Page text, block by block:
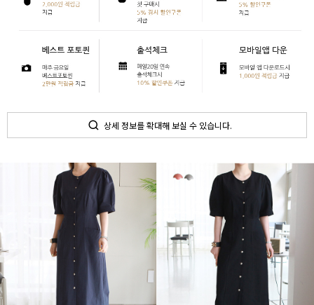
상세 정보를 확대해 보실 수 있습니다.